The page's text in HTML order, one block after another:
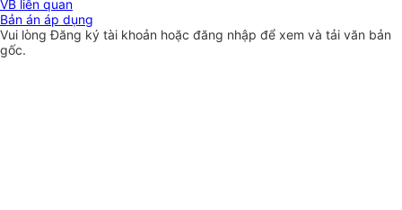
VB liên quan
Bản án áp dụng
Vui lòngĐăng ký tài khoản hoặc đăng nhập để xem và tải văn bản
gốc.